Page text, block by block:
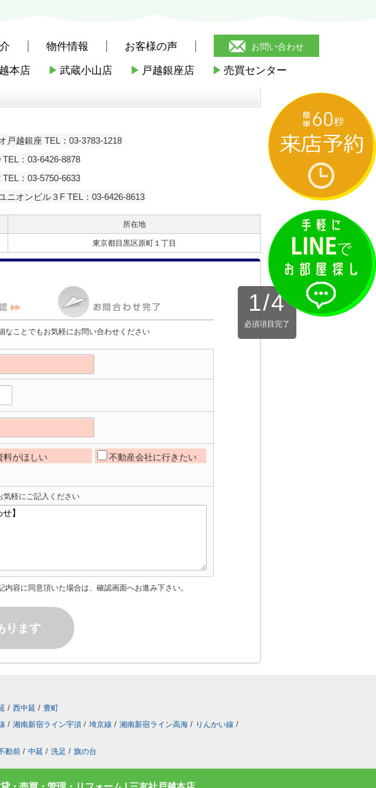
物件情報 お客様の声 お問い合わせ
本店 ▶ 武蔵小山店 ▶ 戸越銀座店 ▶ 売買センター
戸越銀座 TEL：03-3783-1218
：03-6426-8878
：03-5750-6633
ニオンビル３F TEL：03-6426-8613
所在地
東京都目黒区原町１丁目
1/4
必須項目完了
なことでもお気軽にお問い合わせください
料がほしい
不動産会社に行きたい
気軽にご記入ください
内容に同意頂いた場合は、確認画面へお進み下さい。
ります
/ 西中延 / 豊町
/ 湘南新宿ライン宇須 / 埼京線 / 湘南新宿ライン高海 / りんかい線 /
動前 / 中延 / 洗足 / 旗の台